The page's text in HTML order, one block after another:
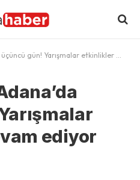
gün! Yarışmalar etkinlikler devam ediyor
ediyor